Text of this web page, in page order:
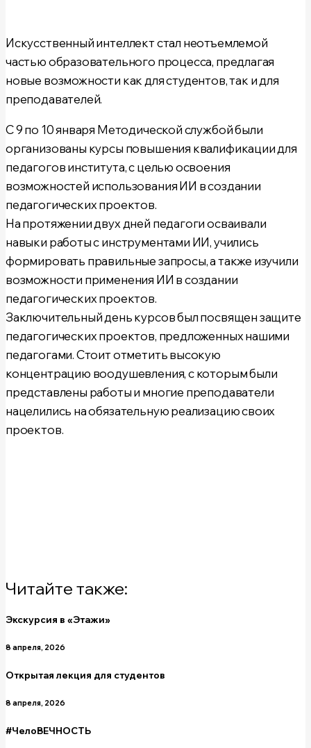
Искусственный интеллект стал неотъемлемой
частью образовательного процесса, предлагая
новые возможности как для студентов, так и для
преподавателей.
С 9 по 10 января Методической службойбыли
организованы курсы повышения квалификации для
педагогов института, с целью освоения
возможностей использования ИИ в создании
педагогических проектов.
На протяжении двух дней педагоги осваивали
навыки работы с инструментами ИИ, учились
формировать правильные запросы, а также изучили
возможности применения ИИ в создании
педагогических проектов.
Заключительный день курсов был посвящен защите
педагогических проектов, предложенных нашими
педагогами. Стоит отметить высокую
концентрацию воодушевления, с которым были
представлены работы и многие преподаватели
нацелились на обязательную реализацию своих
проектов.
Читайте также:
Экскурсия в «Этажи»
8 апреля, 2026
Открытая лекция для студентов
8 апреля, 2026
#ЧелоВЕЧНОСТЬ